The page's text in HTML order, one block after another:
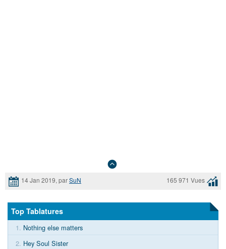
14 Jan 2019, parSuN 165 971 Vues
Top Tablatures
1. Nothing else matters
2. Hey Soul Sister